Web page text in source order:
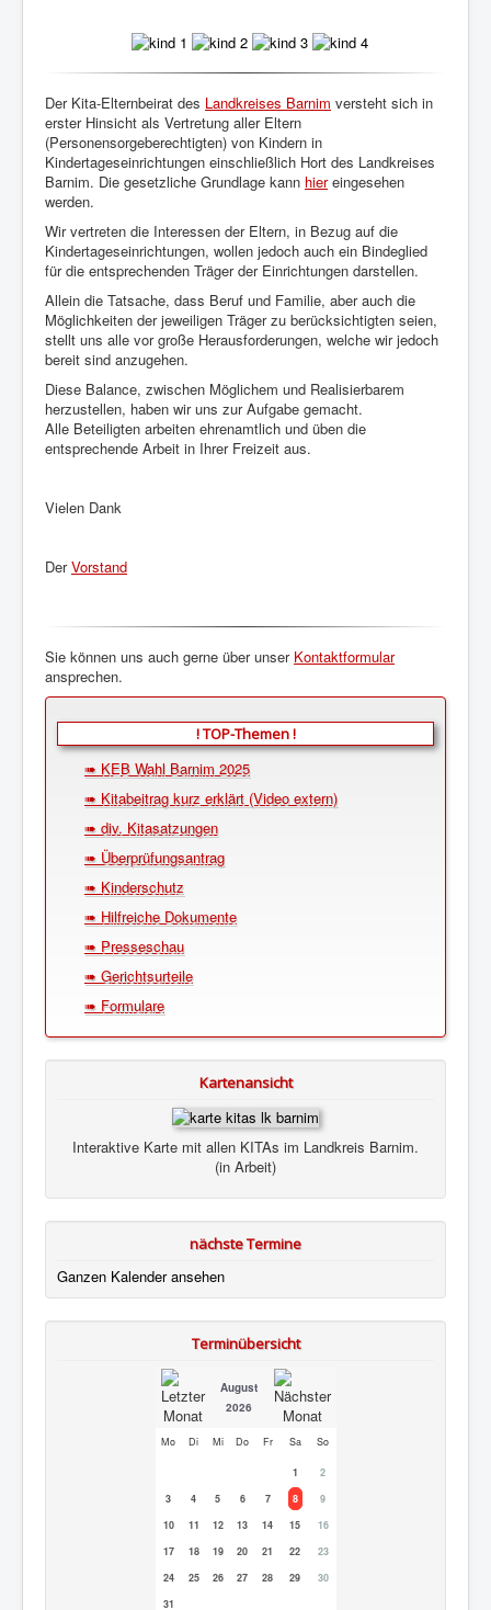
Der Kita-Elternbeirat des Landkreises Barnim versteht sich in
erster Hinsicht als Vertretung aller Eltern
(Personensorgeberechtigten) von Kindern in
Kindertageseinrichtungen einschließlich Hort des Landkreises
Barnim. Die gesetzliche Grundlage kann hiereingesehen
werden.
Wir vertreten die Interessen der Eltern, in Bezug auf die
Kindertageseinrichtungen, wollen jedoch auch ein Bindeglied
für die entsprechenden Träger der Einrichtungen darstellen.
Allein die Tatsache, dass Beruf und Familie, aber auch die
Möglichkeiten der jeweiligen Träger zu berücksichtigten seien,
stellt uns alle vor große Herausforderungen, welche wir jedoch
bereit sind anzugehen.
Diese Balance, zwischen Möglichem und Realisierbarem
herzustellen, haben wir uns zur Aufgabe gemacht.
Alle Beteiligten arbeiten ehrenamtlich und üben die
entsprechende Arbeit in Ihrer Freizeit aus.
Vielen Dank
DerVorstand
Sie können uns auch gerne über unser Kontaktformular
ansprechen.
! TOP-Themen !
➠ KEB Wahl Barnim 2025
➠ Kitabeitrag kurz erklärt (Video extern)
➠ div. Kitasatzungen
➠ Überprüfungsantrag
➠ Kinderschutz
➠ Hilfreiche Dokumente
➠ Presseschau
➠ Gerichtsurteile
➠ Formulare
Kartenansicht
Interaktive Karte mit allen KITAs im Landkreis Barnim.
(in Arbeit)
nächste Termine
Ganzen Kalender ansehen
Terminübersicht
August
2026
Mo Di Mi Do Fr Sa So
1
2
3
4 5 6 7 8
9
10
11 12 13 14 15
16
17
18 19 20 21 22
23
24
25 26 27 28 29
30
31